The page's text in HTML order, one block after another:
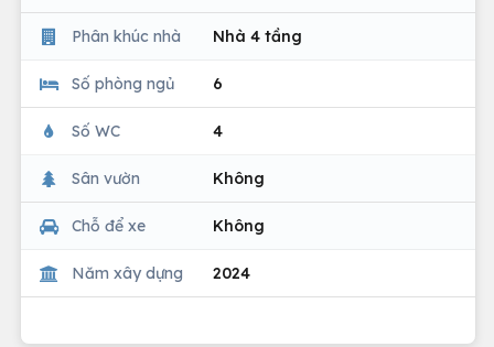
Phân khúc nhà Nhà 4 tầng
Số phòng ngủ 6
Số WC 4
Sân vườn Không
Chỗ để xe Không
Năm xây dựng 2024